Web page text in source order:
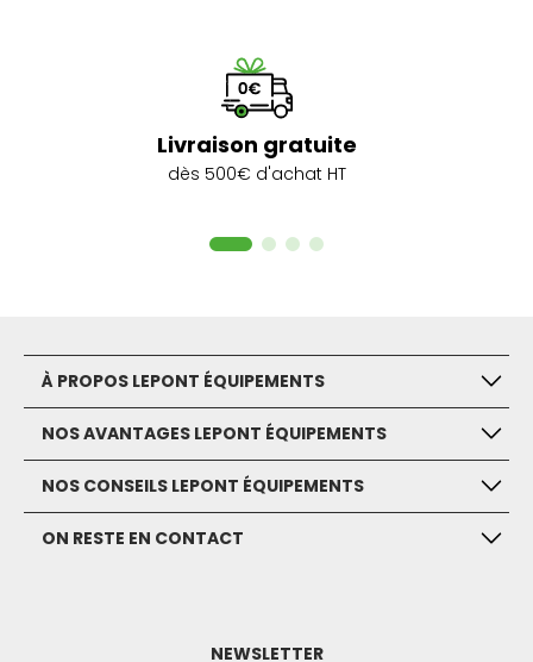
Livraison gratuite
dès 500€ d'achat HT
À PROPOS LEPONT ÉQUIPEMENTS
NOS AVANTAGES LEPONT ÉQUIPEMENTS
NOS CONSEILS LEPONT ÉQUIPEMENTS
ON RESTE EN CONTACT
NEWSLETTER